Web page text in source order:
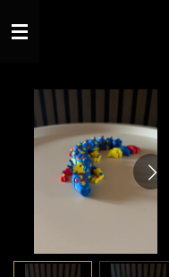
direct
hoofdinhoud